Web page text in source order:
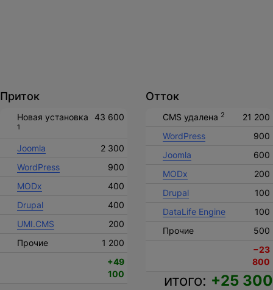
Приток
Новая установка
1
43 600
Joomla
2 300
WordPress
900
MODx
400
Drupal
400
UMI.CMS
200
Прочие
1 200
+49
100
Отток
CMS удалена 2
21 200
WordPress
900
Joomla
600
MODx
200
Drupal
100
DataLife Engine
100
Прочие
500
−23
800
итого: +25 300